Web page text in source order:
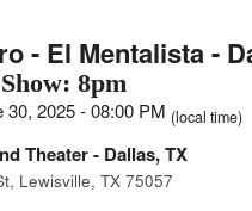
- El Mentalista -
8pm
2025 - 08:00 PM (local time)
Theater- Dallas, TX
Lewisville, TX 75057